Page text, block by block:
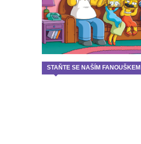
STAŇTE SE NAŠÍM FANOUŠKEM